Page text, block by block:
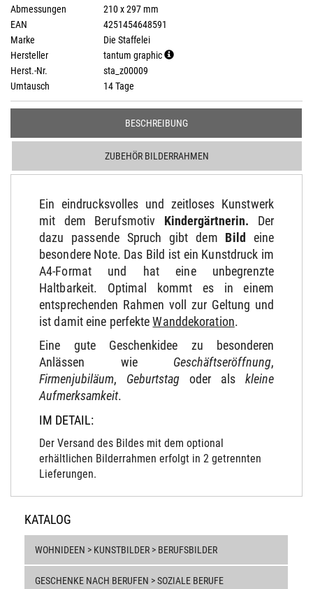
Abmessungen
210 x 297 mm
EAN
4251454648591
Marke
Die Staffelei
Hersteller
tantum graphic
Herst.-Nr.
sta_z00009
Umtausch
14 Tage
BESCHREIBUNG
ZUBEHÖR BILDERRAHMEN
Ein eindrucksvolles und zeitloses Kunstwerk
mit dem Berufsmotiv Kindergärtnerin. Der
dazu passende Spruch gibt dem Bild
eine
besondere Note. Das Bild ist ein Kunstdruck im
A4-Format und hat eine unbegrenzte
Haltbarkeit. Optimal kommt es in einem
entsprechenden Rahmen voll zur Geltung und
ist damit eine perfekteWanddekoration.
Eine gute Geschenkidee zu besonderen
Anlässen wie Geschäftseröffnung,
Firmenjubiläum, Geburtstag oder als kleine
Aufmerksamkeit.
IM DETAIL:
Der Versand des Bildes mit dem optional
erhältlichen Bilderrahmen erfolgt in 2 getrennten
Lieferungen.
KATALOG
WOHNIDEEN > KUNSTBILDER > BERUFSBILDER
GESCHENKE NACH BERUFEN > SOZIALE BERUFE